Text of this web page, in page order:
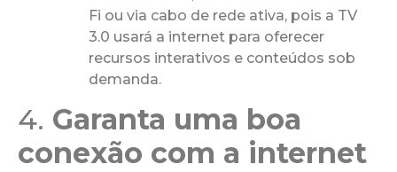
Fi ou via cabo de rede ativa, pois a TV
3.0 usará a internet para oferecer
recursos interativos e conteúdos sob
demanda.
4. Garanta uma boa
conexão com a internet